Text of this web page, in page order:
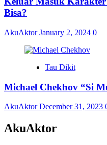
Bisa?
AkuAktorJanuary 2, 2024 0
Tau Dikit
Michael Chekhov “Si
AkuAktorDecember 31, 2023
AkuAktor